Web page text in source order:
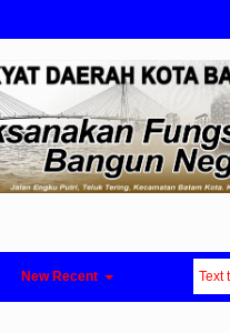
New Recent